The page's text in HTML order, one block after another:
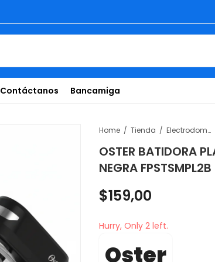
Contáctanos Bancamiga
Home Tienda Electrodomésticos
OSTER BATIDORA
NEGRA FPSTSMPL2B
$159,00
Hurry, Only 2 left.
Oster